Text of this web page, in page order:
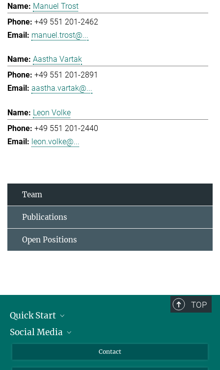
Manuel Trost
+49 551 201-2462
manuel.trost@...
Aastha Vartak
+49 551 201-2891
aastha.vartak@...
Leon Volke
+49 551 201-2440
leon.volke@...
Team
Publications
Open Positions
TOP
Quick Start
Alumni
Social Media
Contact